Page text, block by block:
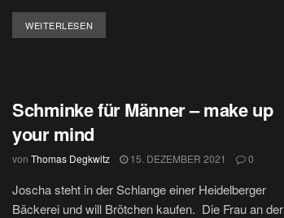
WEITERLESEN
Schminke für Männer – make up
your mind
von Thomas Degkwitz 15. DEZEMBER 2021 0
Joscha steht in der Schlange einer Heidelberger
Bäckerei und will Brötchen kaufen. Die Frau an der